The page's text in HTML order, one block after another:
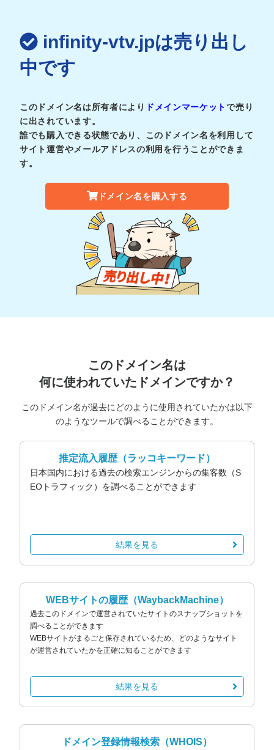
infinity-vtv.jpは売り出し
中です
このドメイン名は所有者により ドメインマーケットで売り
に出されています。
誰でも購入できる状態であり、このドメイン名を利用して
サイト運営やメールアドレスの利用を行うことができま
す。
ドメイン名を購入する
このドメイン名は
何に使われていたドメインですか？
このドメイン名が過去にどのように使用されていたかは以下
のようなツールで調べることができます。
推定流入履歴（ラッコキーワード）
日本国内における過去の検索エンジンからの集客数（S
EOトラフィック）を調べることができます
結果を見る
WEBサイトの履歴（WaybackMachine）
過去このドメインで運営されていたサイトのスナップショットを
調べることができます
WEBサイトがまるごと保存されているため、どのようなサイト
が運営されていたかを正確に知ることができます
結果を見る
ドメイン登録情報検索 （WHOIS）